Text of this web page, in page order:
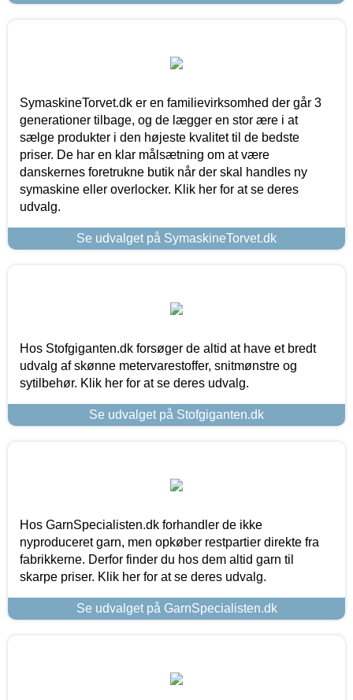
SymaskineTorvet.dk er en familievirksomhed der går 3
generationer tilbage, og de lægger en stor ære i at
sælge produkter i den højeste kvalitet til de bedste
priser. De har en klar målsætning om at være
danskernes foretrukne butik når der skal handles ny
symaskine eller overlocker. Klik her for at se deres
udvalg.
Se udvalget på SymaskineTorvet.dk
Hos Stofgiganten.dk forsøger de altid at have et bredt
udvalg af skønne metervarestoffer, snitmønstre og
sytilbehør. Klik her for at se deres udvalg.
Se udvalget på Stofgiganten.dk
Hos GarnSpecialisten.dk forhandler de ikke
nyproduceret garn, men opkøber restpartier direkte fra
fabrikkerne. Derfor finder du hos dem altid garn til
skarpe priser. Klik her for at se deres udvalg.
Se udvalget på GarnSpecialisten.dk